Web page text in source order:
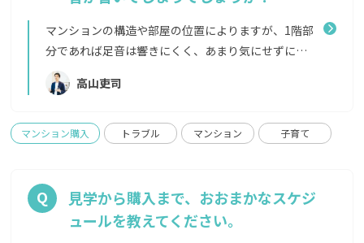
になる場合もあるので、ファイナンシャルプランナー
などにライフプランから資金計画を相談するとよい
でしょう。
マンションの構造や部屋の位置によりますが、1階部
分であれば足音は響きにくく、あまり気にせずに子
どもを遊ばせられるでしょう。 とはいえ、音は壁伝
いにも響くことがあります。子どもの遊び場となる共
用することで日中気兼ねなく走り回ることも可能で
などで天井コンクリートあらわしにすると、見栄えは
とてもよいのですが、階を隔てる空間がなくなる
分、上下階の音が聞こえやすくなることがあります。
高山吏司
マンション購入 トラブル マンション 子育て
見学から購入まで、おおまかなスケジ
ュールを教えてください。